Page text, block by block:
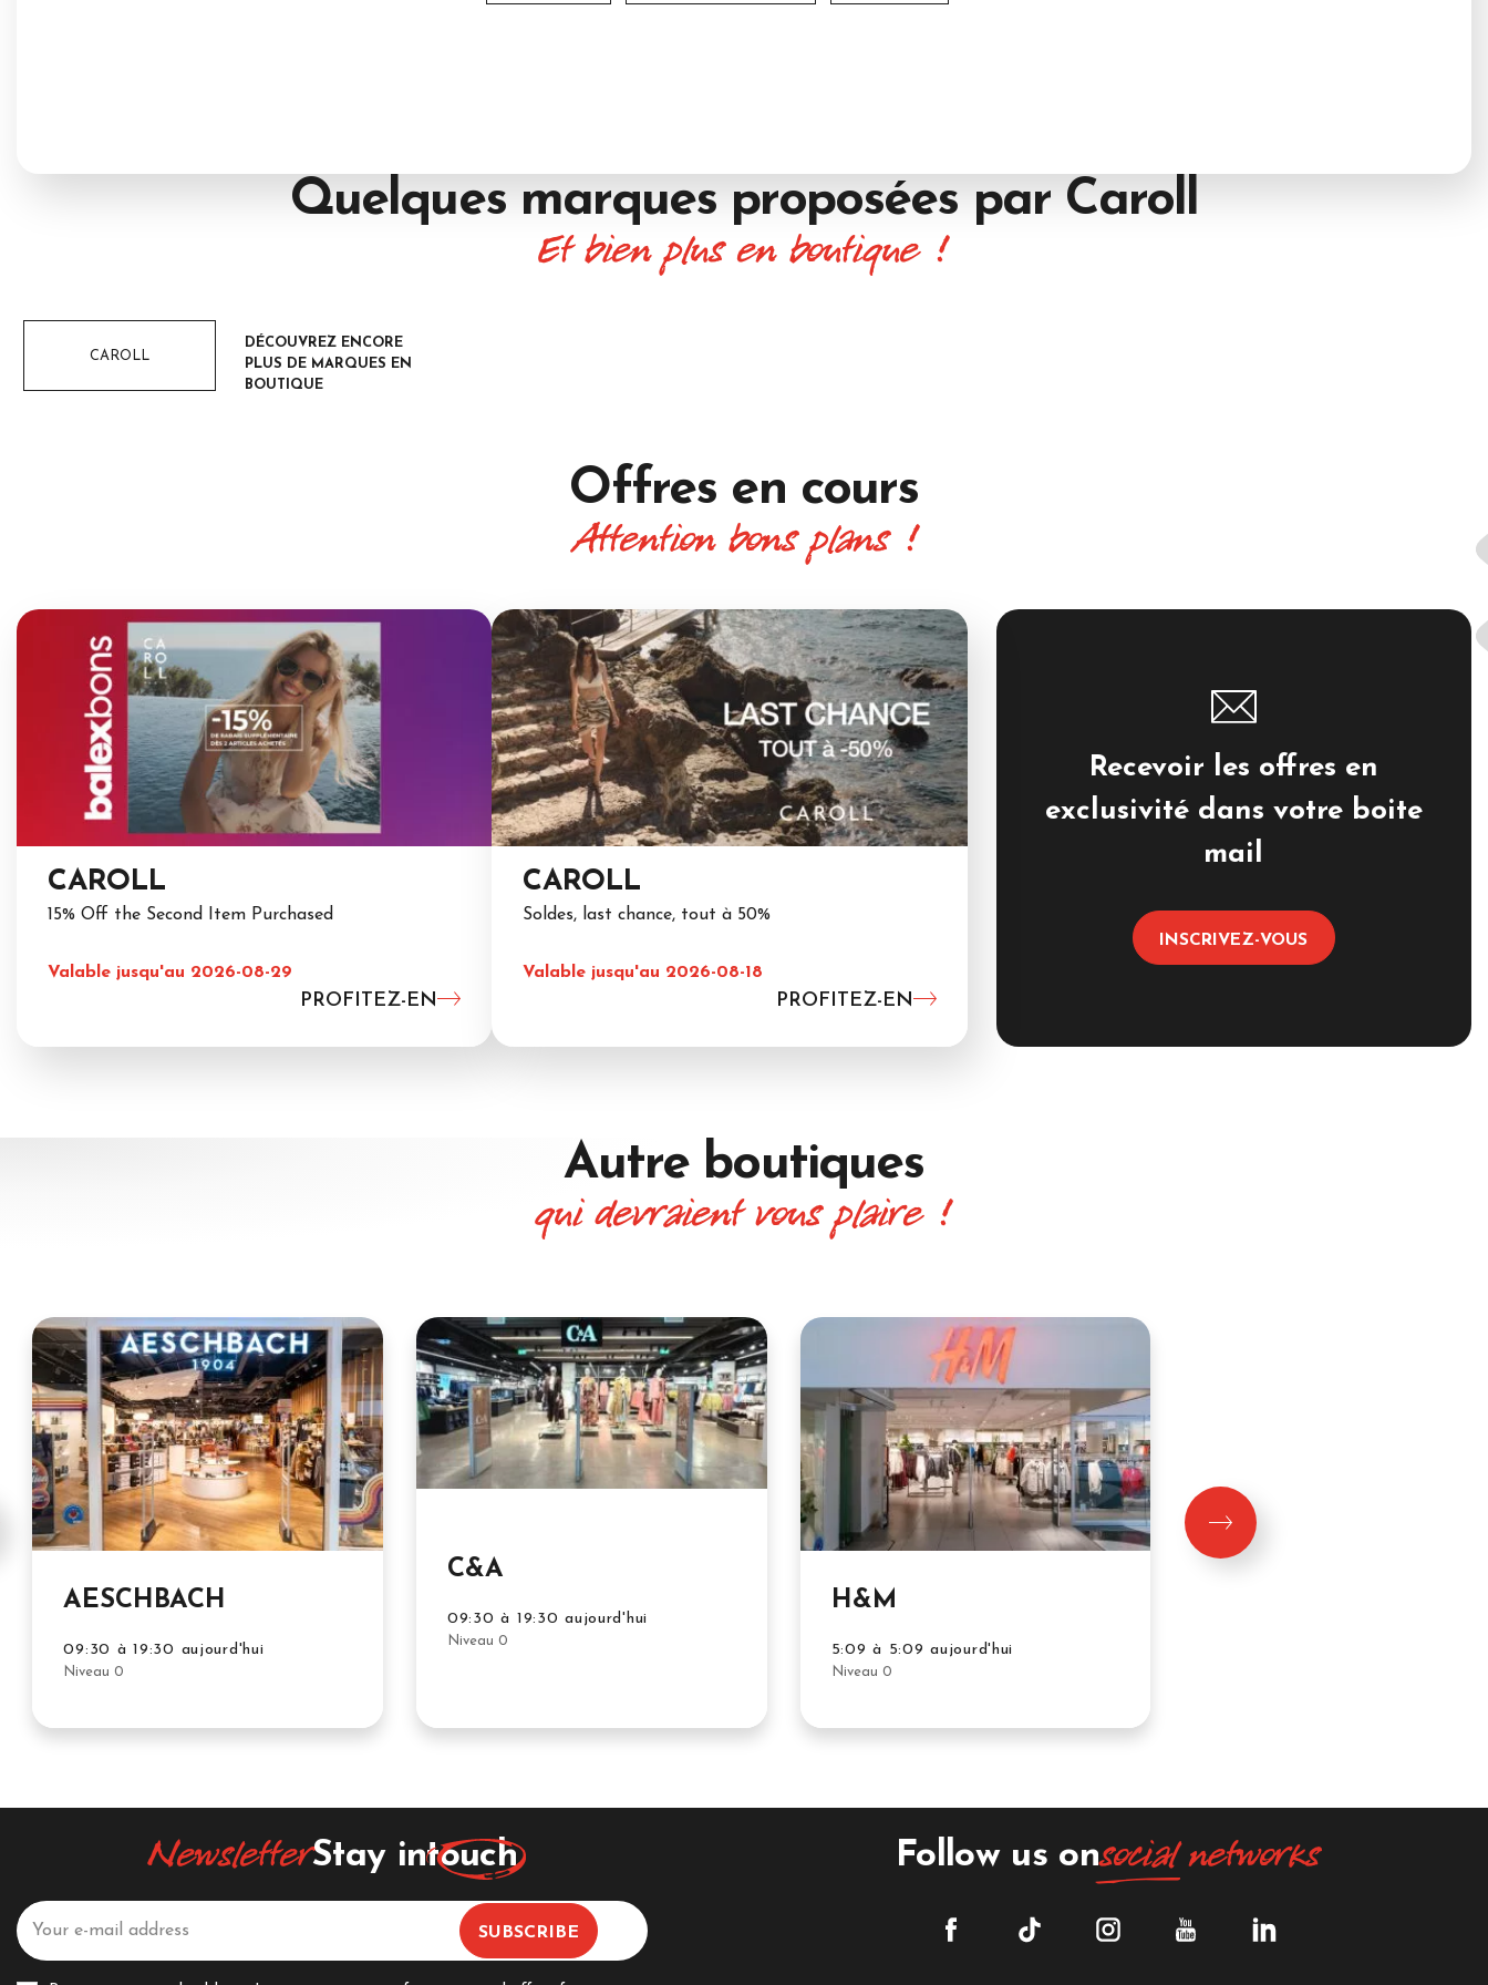
Quelques marques proposées par Caroll
Et bien plus en boutique !
CAROLL
DÉCOUVREZ ENCORE
PLUS DE MARQUES EN
BOUTIQUE
Offres en cours
Attention bons plans !
CAROLL
15% Off the Second Item Purchased
Valable jusqu'au 2026-08-29
PROFITEZ-EN
CAROLL
Soldes, last chance, tout à 50%
Valable jusqu'au 2026-08-18
PROFITEZ-EN
Recevoir les offres en
exclusivité dans votre boite
mail
INSCRIVEZ-VOUS
Autre boutiques
qui devraient vous plaire !
AESCHBACH
09:30 à 19:30 aujourd'hui
Niveau 0
C&A
09:30 à 19:30 aujourd'hui
Niveau 0
H&M
5:09 à 5:09 aujourd'hui
Niveau 0
NewsletterStay intouch Follow us onsocialnetworks